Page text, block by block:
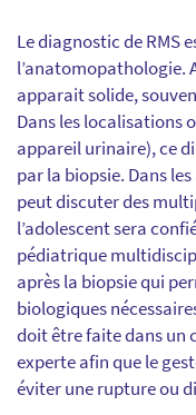
Le diagnostic de RMS
l’anatomopathologie.
apparait solide,
Dans les localisations
appareil urinaire), ce
par la biopsie. Dans
peut discuter des
l’adolescent sera
pédiatrique
après la biopsie qui
biologiques
doit être faite dans un
experte afin que le
éviter une rupture ou